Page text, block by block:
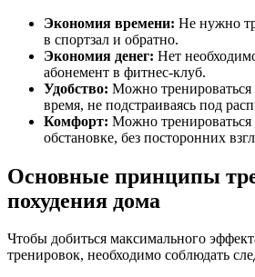
Экономия времени: Не нужно
в спортзал и обратно.
Экономия денег: Нет
абонемент в фитнес-клуб.
Удобство: Можно
время, не подстраиваясь под
Комфорт: Можно
обстановке, без посторонних
Основные принципы
похудения дома
Чтобы добиться максимального
тренировок, необходимо соблюдать